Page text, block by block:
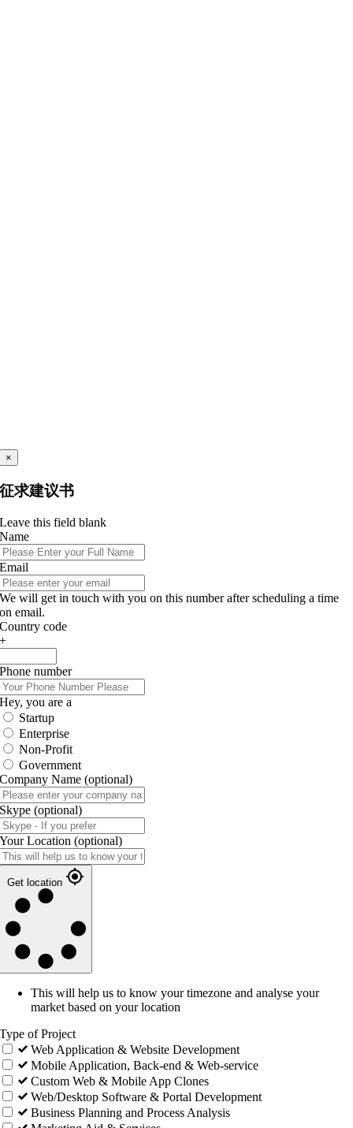
×
征求建议书
Leave this field blank
Name
Email
We will get in touch with you on this number after scheduling a time
on email.
Country code
+
Phone number
Hey, you are a
Startup
Enterprise
Non-Profit
Government
Company Name (optional)
Skype (optional)
Your Location (optional)
Get location
This will help us to know your timezone and analyse your
market based on your location
Type of Project
Web Application & Website Development
Mobile Application, Back-end & Web-service
Custom Web & Mobile App Clones
Web/Desktop Software & Portal Development
Business Planning and Process Analysis